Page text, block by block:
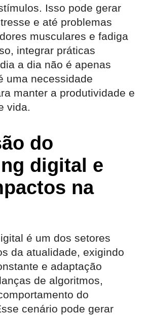
Isso pode gerar
e até problemas
musculares e fadiga
integrar práticas
a dia não é apenas
uma necessidade
manter a produtividade e
vida.
do
digital e
na
é um dos setores
da atualidade, exigindo
e adaptação
de algoritmos,
do
cenário pode gerar